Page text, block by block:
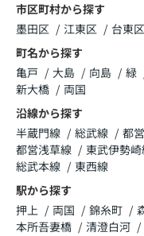
市区町村から探す
墨田区
江東区 台東区
町名から探す
亀戸
大島 向島 緑
新大橋
両国
沿線から探す
半蔵門線
総武線 都
都営浅草線
東武伊勢
総武本線
東西線
駅から探す
押上
両国 錦糸町
本所吾妻橋
清澄白河